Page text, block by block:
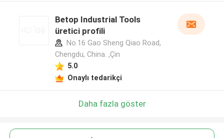
Betop Industrial Tools
üretici profili
No.16 Gao Sheng Qiao Road,
Chengdu, China. ,Çin
5.0
Onaylı tedarikçi
Daha fazla göster